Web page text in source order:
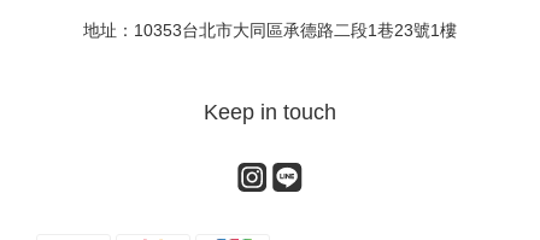
地址：10353台北市大同區承德路二段1巷23號1樓
Keep in touch